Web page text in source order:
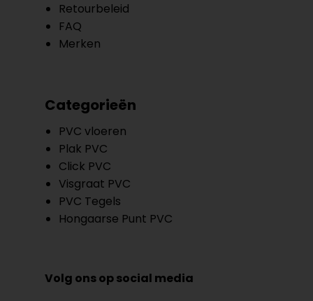
Retourbeleid
FAQ
Merken
Categorieën
PVC vloeren
Plak PVC
Click PVC
Visgraat PVC
PVC Tegels
Hongaarse Punt PVC
Volg ons op social media